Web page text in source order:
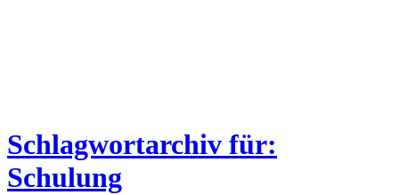
Schlagwortarchiv für:
Schulung